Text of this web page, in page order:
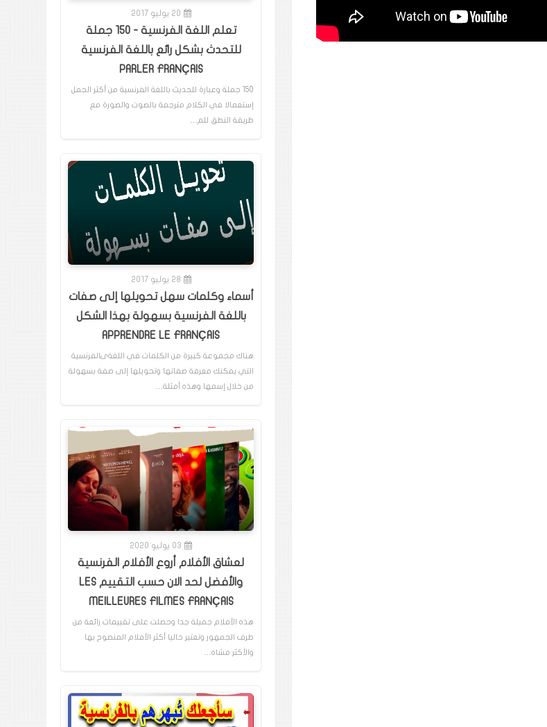
20 يوليو 2017
تعلم اللغة الفرنسية - 150 جملة
للتحدث بشكل رائع باللغة الفرنسية
PARLER FRANÇAIS
150 جملة وعبارة للحديث باللغة الفرنسية من أكثر الجمل
إستعمالا في الكلام مترجمة بالصوت والصورة مع
طريقة النطق للم…
28 يوليو 2017
أسماء وكلمات سهل تحويلها إلى صفات
باللغة الفرنسية بسهولة بهذا الشكل
APPRENDRE LE FRANÇAIS
هناك مجموعة كبيرة من الكلمات في اللغةىالفرنسية
التي يمكنك معرفة صفاتها وتحويلها إلى صفة بسهولة
من خلال إسمها وهذه أمثلة…
03 يوليو 2020
لعشاق الأفلام أروع الأفلام الفرنسية
والأفضل لحد الان حسب التقييم LES
MEILLEURES FILMES FRANÇAIS
هذه الأفلام جميلة جدا وحصلت على تقييمات رائعة من
طرف الجمهور وتعتبر حاليا أكثر الأفلام المنصوح بها
والأكثر مشاه…